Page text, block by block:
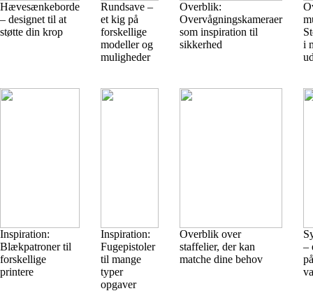
Hævesænkeborde
– designet til at
støtte din krop
Rundsave –
et kig på
forskellige
modeller og
muligheder
Overblik:
Overvågningskameraer
som inspiration til
sikkerhed
i
Inspiration:
Blækpatroner til
forskellige
printere
Inspiration:
Fugepistoler
til mange
typer
opgaver
Overblik over
staffelier, der kan
matche dine behov
–